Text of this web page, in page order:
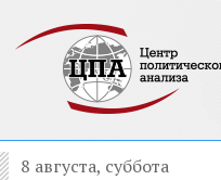
8 августа, суббота